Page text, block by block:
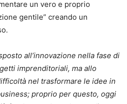
un vero e proprio
gentile” creando un
all’innovazione nella fase di
imprenditoriali, ma allo
nel trasformare le idee in
proprio per questo, oggi